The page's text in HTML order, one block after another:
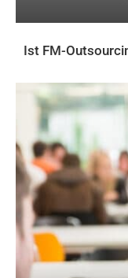
Ist FM-